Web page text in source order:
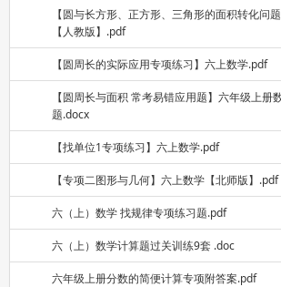
【圆与长方形、正方形、三角形的面积转化问
【人教版】.pdf
【圆周长的实际应用专项练习】六上数学.pdf
【圆周长与面积 常考易错应用题】六年级上册
题.docx
【找单位1专项练习】六上数学.pdf
【专项二图形与几何】六上数学【北师版】.pdf
六（上）数学 找规律专项练习题.pdf
六（上）数学计算题过关训练9套 .doc
六年级上册分数的简便计算专项附答案.pdf